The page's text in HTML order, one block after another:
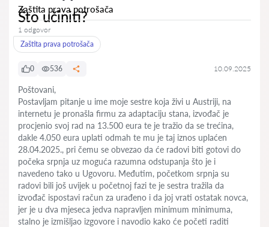
Zaštita prava potrošača
Što učiniti?
1 odgovor
Zaštita prava potrošača
0 536 10.09.2025
Poštovani,
Postavljam pitanje u ime moje sestre koja živi u Austriji, na
internetu je pronašla firmu za adaptaciju stana, izvođač je
procjenio svoj rad na 13.500 eura te je tražio da se trećina,
dakle 4.050 eura uplati odmah te mu je taj iznos uplaćen
28.04.2025., pri čemu se obvezao da će radovi biti gotovi do
počeka srpnja uz moguća razumna odstupanja što je i
navedeno tako u Ugovoru. Međutim, početkom srpnja su
radovi bili još uvijek u početnoj fazi te je sestra tražila da
izvođač ispostavi račun za urađeno i da joj vrati ostatak novca,
jer je u dva mjeseca jedva napravljen minimum minimuma,
stalno je izmišljao izgovore i navodio kako će početi raditi